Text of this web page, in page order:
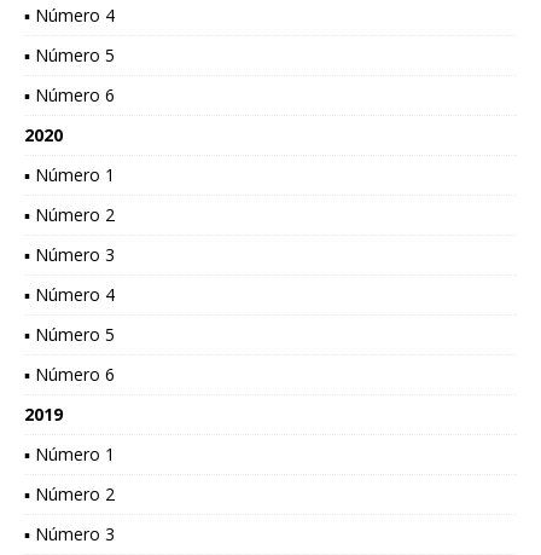
▪ Número 4
▪ Número 5
▪ Número 6
2020
▪ Número 1
▪ Número 2
▪ Número 3
▪ Número 4
▪ Número 5
▪ Número 6
2019
▪ Número 1
▪ Número 2
▪ Número 3